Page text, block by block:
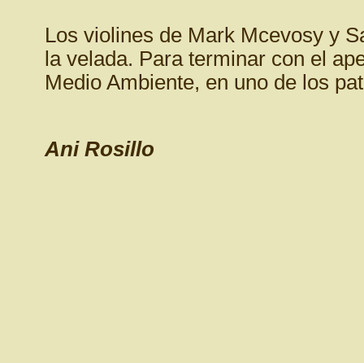
Los violines de Mark Mcevosy y
la velada. Para terminar con el
Medio Ambiente, en uno de los
Ani Rosillo